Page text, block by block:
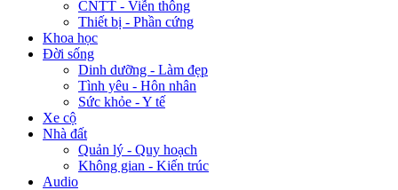
CNTT - Viễn thông
Thiết bị - Phần cứng
Khoa học
Đời sống
Dinh dưỡng - Làm đẹp
Tình yêu - Hôn nhân
Sức khỏe - Y tế
Xe cộ
Nhà đất
Quản lý - Quy hoạch
Không gian - Kiến trúc
Audio